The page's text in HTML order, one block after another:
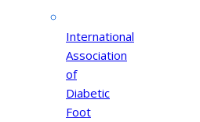
International
Association
of
Diabetic
Foot